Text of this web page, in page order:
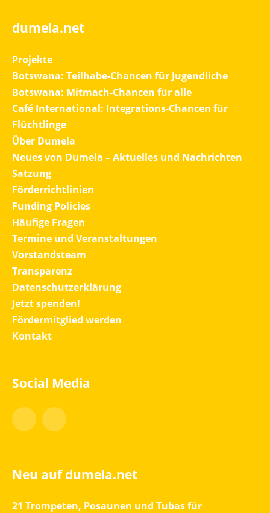
dumela.net
Projekte
Botswana: Teilhabe-Chancen für Jugendliche
Botswana: Mitmach-Chancen für alle
Café International: Integrations-Chancen für
Flüchtlinge
Über Dumela
Neues von Dumela – Aktuelles und Nachrichten
Satzung
Förderrichtlinien
Funding Policies
Häufige Fragen
Termine und Veranstaltungen
Vorstandsteam
Transparenz
Datenschutzerklärung
Jetzt spenden!
Fördermitglied werden
Kontakt
Social Media
Facebook
Neu auf dumela.net
21 Trompeten, Posaunen und Tubas für